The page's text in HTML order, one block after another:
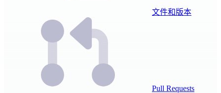
文件和版本
Pull Requests